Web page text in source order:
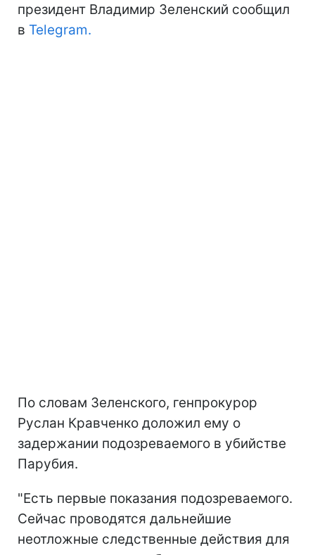
президент Владимир Зеленский сообщил
в Telegram.
По словам Зеленского, генпрокурор
Руслан Кравченко доложил ему о
задержании подозреваемого в убийстве
Парубия.
"Есть первые показания подозреваемого.
Сейчас проводятся дальнейшие
неотложные следственные действия для